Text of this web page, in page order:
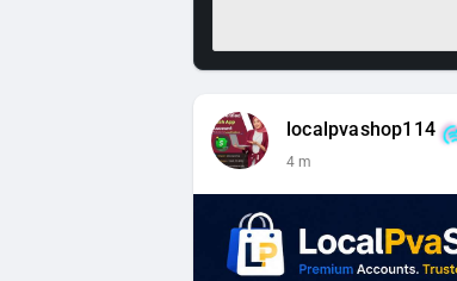
localpvashop114
4 m